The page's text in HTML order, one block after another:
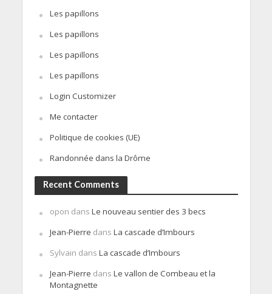
Les papillons
Les papillons
Les papillons
Les papillons
Login Customizer
Me contacter
Politique de cookies (UE)
Randonnée dans la Drôme
Recent Comments
opon dans Le nouveau sentier des 3 becs
Jean-Pierre dans La cascade d’Imbours
Sylvain dans La cascade d’Imbours
Jean-Pierre dans Le vallon de Combeau et la
Montagnette